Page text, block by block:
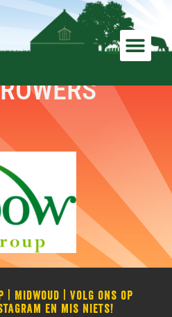
Midwoud | Volg ons op
en mis niets!